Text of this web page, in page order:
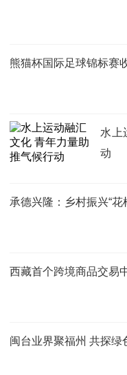
熊猫杯国际足球锦标赛
水上
动
承德兴隆：乡村振兴“花
西藏首个跨境商品交易
闽台业界聚福州 共探绿